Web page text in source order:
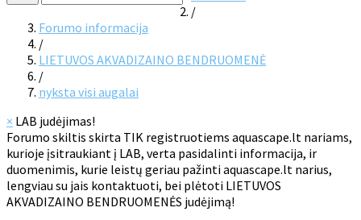
/
Forumo informacija
/
LIETUVOS AKVADIZAINO BENDRUOMENĖ
/
nyksta visi augalai
× LAB judėjimas!
Forumo skiltis skirta TIK registruotiems aquascape.lt nariams,
kurioje įsitraukiant į LAB, verta pasidalinti informacija, ir
duomenimis, kurie leistų geriau pažinti aquascape.lt narius,
lengviau su jais kontaktuoti, bei plėtoti LIETUVOS
AKVADIZAINO BENDRUOMENĖS judėjimą!